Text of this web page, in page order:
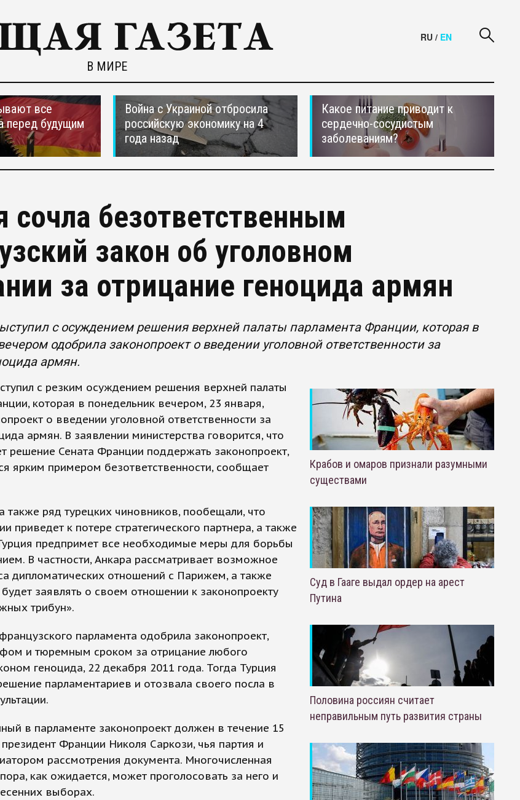
В МИРЕ
RU / EN
все
перед будущим
Война с Украиной отбросила
российскую экономику на 4
года назад
Какое питание приводит к
сердечно-сосудистым
заболеваниям?
сочла безответственным
закон об уголовном
за отрицание геноцида армян
с осуждением решения верхней палаты парламента Франции, которая в
одобрила законопроект о введении уголовной ответственности за
армян.
с резким осуждением решения верхней палаты
которая в понедельник вечером, 23 января,
о введении уголовной ответственности за
армян. В заявлении министерства говорится, что
решение Сената Франции поддержать законопроект,
ярким примером безответственности, сообщает
также ряд турецких чиновников, пообещали, что
приведет к потере стратегического партнера, а также
предпримет все необходимые меры для борьбы
В частности, Анкара рассматривает возможное
дипломатических отношений с Парижем, а также
заявлять о своем отношении к законопроекту
трибун».
парламента одобрила законопроект,
и тюремным сроком за отрицание любого
геноцида, 22 декабря 2011 года. Тогда Турция
парламентариев и отозвала своего посла в
в парламенте законопроект должен в течение 15
Франции Николя Саркози, чья партия и
рассмотрения документа. Многочисленная
как ожидается, может проголосовать за него и
выборах.
Крабов и омаров признали разумными
существами
Суд в Гааге выдал ордер на арест
Путина
Половина россиян считает
неправильным путь развития страны